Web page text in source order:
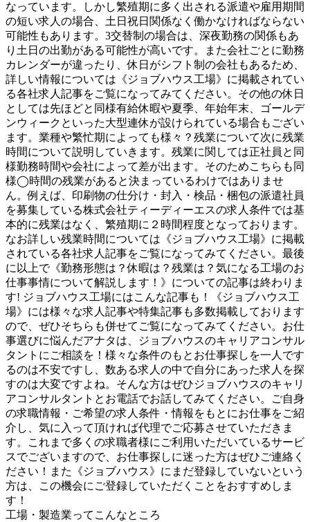
なっています。しかし繁殖期に多く出される派遣や雇用期間
の短い求人の場合、土日祝日関係なく働かなければならない
可能性もあります。3交替制の場合は、深夜勤務の関係もあ
り土日の出勤がある可能性が高いです。また会社ごとに勤務
カレンダーが違ったり、休日がシフト制の会社もあるため、
詳しい情報については《ジョブハウス工場》に掲載されてい
る各社求人記事をご覧になってみてください。その他の休日
としては先ほどと同様有給休暇や夏季、年始年末、ゴールデ
ンウィークといった大型連休が設けられている場合もござい
ます。業種や繁忙期によっても様々？残業について次に残業
時間について説明していきます。残業に関しては正社員と同
様勤務時間や会社によって差が出ます。そのためこちらも同
様◯時間の残業があると決まっているわけではありませ
ん。例えば、印刷物の仕分け・封入・検品・梱包の派遣社員
を募集している株式会社ティーディーエスの求人条件では基
本的に残業はなく、繁殖期に２時間程度となっております。
なお詳しい残業時間については《ジョブハウス工場》に掲載
されている各社求人記事をご覧になってみてください。最後
に以上で《勤務形態は？休暇は？残業は？気になる工場のお
仕事事情について解説します！》についての記事は終わりま
す! ジョブハウス工場にはこんな記事も！《ジョブハウス工
場》には様々な求人記事や特集記事も多数掲載しております
ので、ぜひそちらも併せてご覧になってみてください。お仕
事選びに悩んだアナタは、ジョブハウスのキャリアコンサル
タントにご相談を！様々な条件のもとお仕事探しを一人です
るのは不安ですし、数ある求人の中で自分にあった求人を探
すのは大変ですよね。そんな方はぜひジョブハウスのキャリ
アコンサルタントとお電話でお話してみてください。ご自身
の求職情報・ご希望の求人条件・情報をもとにお仕事をご紹
介し、気に入って頂ければ代理でご応募させていただきま
す。これまで多くの求職者様にご利用いただいているサービ
スでございますので、お仕事探しに迷った方はぜひご連絡く
ださい！また《ジョブハウス》にまだ登録していないという
方は、この機会にご登録していただくことをおすすめしま
す！
工場・製造業ってこんなところ